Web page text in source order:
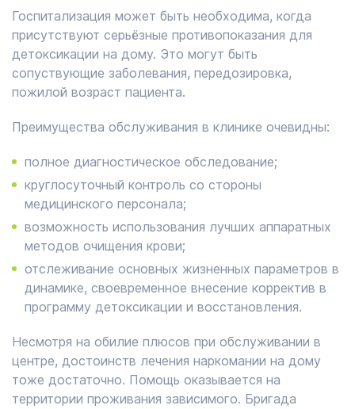
Госпитализация может быть необходима, когда
присутствуют серьёзные противопоказания для
детоксикации на дому. Это могут быть
сопуствующие заболевания, передозировка,
пожилой возраст пациента.
Преимущества обслуживания в клинике очевидны:
полное диагностическое обследование;
круглосуточный контроль со стороны
медицинского персонала;
возможность использования лучших аппаратных
методов очищения крови;
отслеживание основных жизненных параметров в
динамике, своевременное внесение корректив в
программу детоксикации и восстановления.
Несмотря на обилие плюсов при обслуживании в
центре, достоинств лечения наркомании на дому
тоже достаточно. Помощь оказывается на
территории проживания зависимого. Бригада